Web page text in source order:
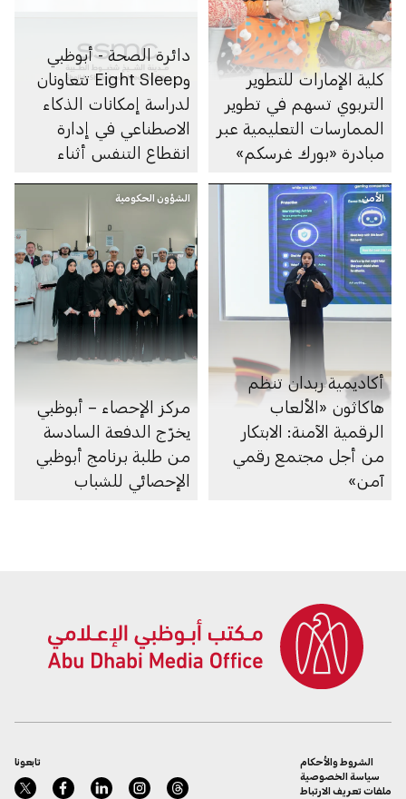
كلية الإمارات للتطوير
التربوي تسهم في تطوير
الممارسات التعليمية عبر
مبادرة «بورك غرسكم»
دائرة الصحة - أبوظبي
وEight Sleep تتعاونان
لدراسة إمكانات الذكاء
الاصطناعي في إدارة
انقطاع التنفس أثناء
الأمن
أكاديمية ربدان تنظم
هاكاثون «الألعاب
الرقمية الآمنة: الابتكار
من أجل مجتمع رقمي
آمن»
الشؤون الحكومية
مركز الإحصاء – أبوظبي
يخرّج الدفعة السادسة
من طلبة برنامج أبوظبي
الإحصائي للشباب
تابعونا
الشروط والأحكام
سياسة الخصوصية
ملفات تعريف الارتباط